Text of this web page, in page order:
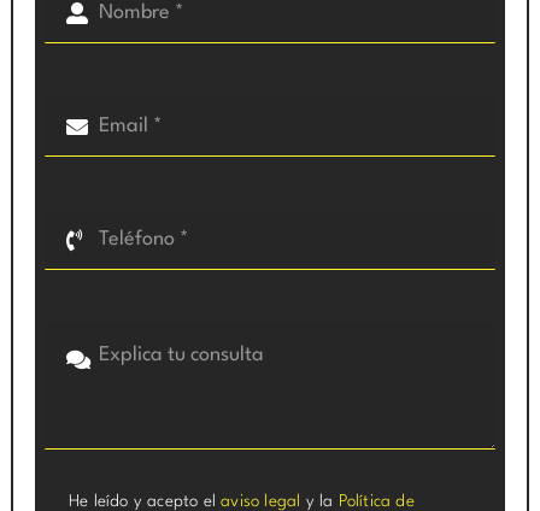
He leído y acepto elaviso legal y la Política de